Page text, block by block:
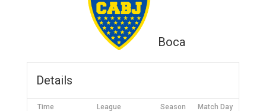
Boca
Details
Time League Season Match Day